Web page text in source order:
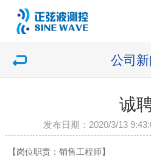
公司新
诚
发布日期：2020/3/13
【岗位职责：销售工程师 】